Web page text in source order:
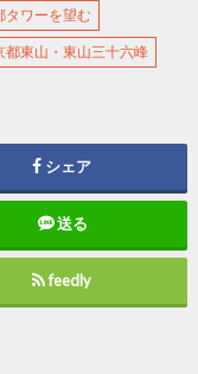
タワーを望む
都東山・東山三十六峰
シェア
送る
feedly